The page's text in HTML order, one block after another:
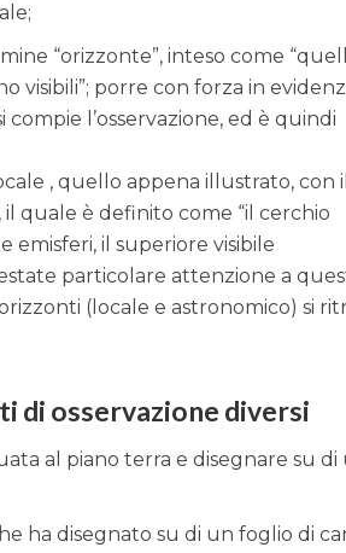
“orizzonte”, inteso come
visibili”; porre con forza in
l’osservazione, ed è quindi
, quello appena illustrato, con il
quale è definito come “il cerchio
emisferi, il superiore visibile
particolare attenzione a
(locale e astronomico) si
di osservazione diversi
al piano terra e disegnare su di
ha disegnato su di un foglio di